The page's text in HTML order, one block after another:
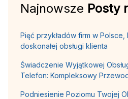
Najnowsze Posty
Pięć przykładów firm w
doskonałej obsługi klienta
Świadczenie Wyjątkowej
Telefon: Kompleksowy
Podniesienie Poziomu Twojej